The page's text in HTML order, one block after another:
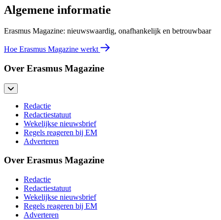
Algemene informatie
Erasmus Magazine: nieuwswaardig, onafhankelijk en betrouwbaar
Hoe Erasmus Magazine werkt
Over Erasmus Magazine
Redactie
Redactiestatuut
Wekelijkse nieuwsbrief
Regels reageren bij EM
Adverteren
Over Erasmus Magazine
Redactie
Redactiestatuut
Wekelijkse nieuwsbrief
Regels reageren bij EM
Adverteren